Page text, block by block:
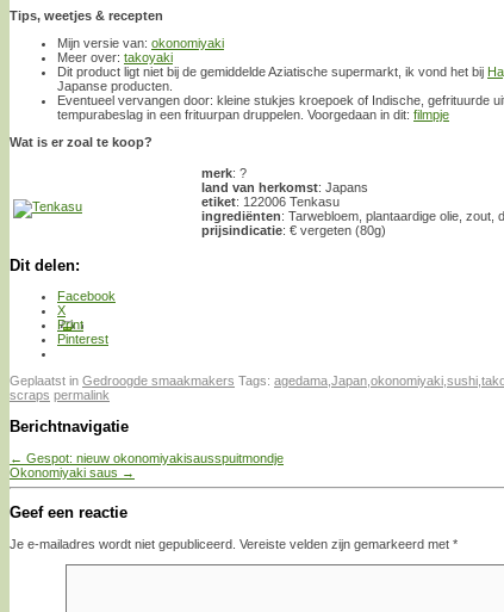
Tips, weetjes & recepten
Mijn versie van: okonomiyaki
Meer over: takoyaki
Dit product ligt niet bij de gemiddelde Aziatische supermarkt, ik vond het bij
Japanse producten.
Eventueel vervangen door: kleine stukjes kroepoek of Indische, gefrituurde
tempurabeslag in een frituurpan druppelen. Voorgedaan in dit: filmpje
Wat is er zoal te koop?
merk: ?
land van herkomst: Japans
etiket: 122006 Tenkasu
ingrediënten: Tarwebloem, plantaardige olie, zout,
prijsindicatie: € vergeten (80g)
Dit delen:
Facebook
X
Print
Pinterest
Geplaatst in Gedroogde smaakmakers Tags: agedama,Japan,okonomiyaki,sushi,
scraps permalink
Berichtnavigatie
← Gespot: nieuw okonomiyakisausspuitmondje
Okonomiyaki saus →
Geef een reactie
Je e-mailadres wordt niet gepubliceerd. Vereiste velden zijn gemarkeerd met *